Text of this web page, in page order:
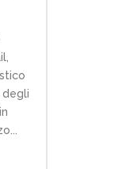
degli